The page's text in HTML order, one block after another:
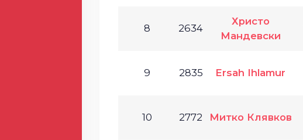
8 2634
Христо
Мандевски
9 2835 Ersah Ihlamur
10 2772 Митко Клявков